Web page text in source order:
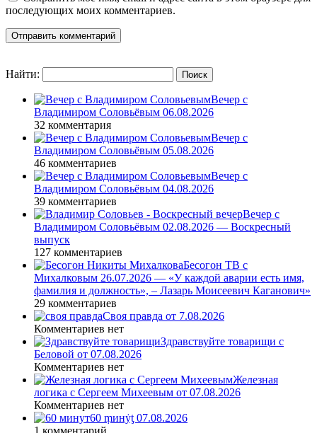
последующих моих комментариев.
Найти:
Вечер с
Владимиром Соловьёвым 06.08.2026
32 комментария
Вечер с
Владимиром Соловьёвым 05.08.2026
46 комментариев
Вечер с
Владимиром Соловьёвым 04.08.2026
39 комментариев
Вечер с
Владимиром Соловьёвым 02.08.2026 — Воскресный
выпуск
127 комментариев
Бесогон ТВ с
Михалковым 26.07.2026 — «У каждой аварии есть имя,
фамилия и должность», – Лазарь Моисеевич Каганович»
29 комментариев
Своя правда от 7.08.2026
Комментариев нет
Здравствуйте товарищи с
Беловой от 07.08.2026
Комментариев нет
Железная
логика с Сергеем Михеевым от 07.08.2026
Комментариев нет
60 ṃинẏƫ 07.08.2026
1 комментарий